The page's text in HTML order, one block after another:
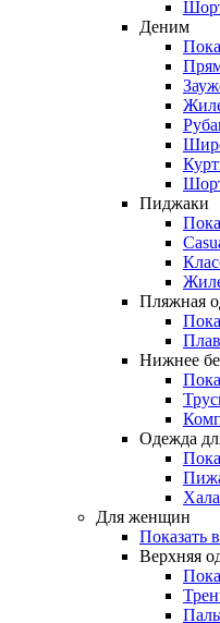
Деним
Пиджаки
Пляжная
Нижнее
Одежда
Для женщин
Показать
Верхняя